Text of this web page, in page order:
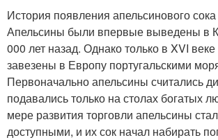
История появления апельсинового сока
Апельсины были впервые выведены в
000 лет назад. Однако только в XVI
завезены в Европу португальскими
Первоначально апельсины считались
подавались только на столах богатых
мере развития торговли апельсины
доступными, и их сок начал набирать